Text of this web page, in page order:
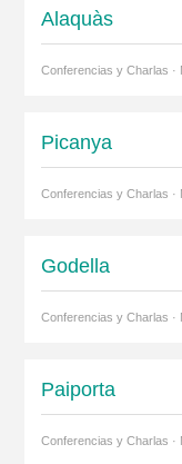
Alaquàs
Conferencias y Charlas ·
Picanya
Conferencias y Charlas ·
Godella
Conferencias y Charlas ·
Paiporta
Conferencias y Charlas ·